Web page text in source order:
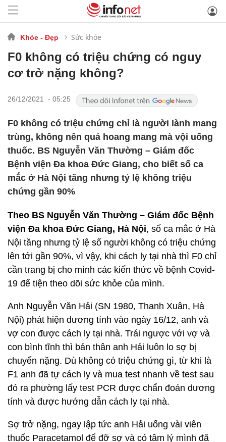
Khỏe - Đẹp Sức khỏe
F0 không có triệu chứng có nguy
cơ trở nặng không?
26/12/2021 - 05:25
F0 không có triệu chứng chỉ là người lành mang
trùng, không nên quá hoang mang mà vội uống
thuốc. BS Nguyễn Văn Thường – Giám đốc
Bệnh viện Đa khoa Đức Giang, cho biết số ca
mắc ở Hà Nội tăng nhưng tỷ lệ không triệu
chứng gần 90%
Theo BS Nguyễn Văn Thường – Giám đốc Bệnh
viện Đa khoa Đức Giang, Hà Nội, số ca mắc ở Hà
Nội tăng nhưng tỷ lệ số người không có triệu chứng
lên tới gần 90%, vì vậy, khi cách ly tại nhà thì F0 chỉ
cần trang bị cho mình các kiến thức về bệnh Covid-
19 để tiện theo dõi sức khỏe của mình.
Anh Nguyễn Văn Hải (SN 1980, Thanh Xuân, Hà
Nội) phát hiện dương tính vào ngày 16/12, anh và
vợ con được cách ly tại nhà. Trái ngược với vợ và
con bình tĩnh thì bản thân anh Hải luôn lo sợ bị
chuyển nặng. Dù không có triệu chứng gì, từ khi là
F1 anh đã tự cách ly và mua test nhanh về test sau
đó ra phường lấy test PCR được chẩn đoán dương
tính và được hướng dẫn cách ly tại nhà.
Sợ trở nặng, ngay lập tức anh Hải uống vài viên
thuốc Paracetamol để đỡ sợ và có tâm lý mình đã